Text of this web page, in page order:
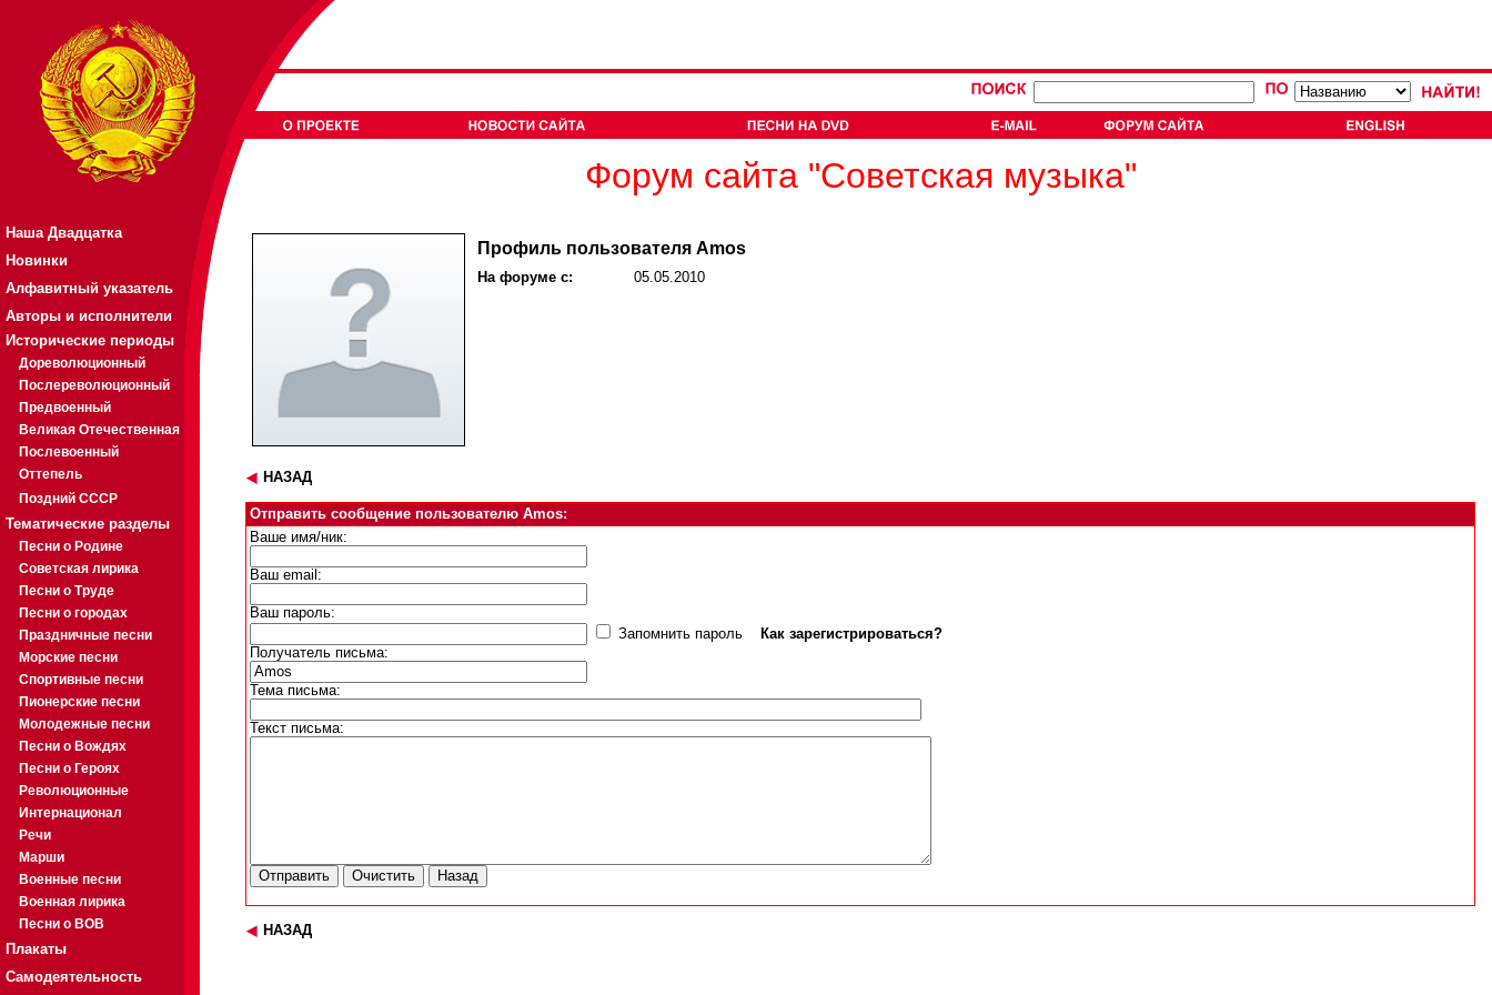
Наша Двадцатка
Новинки
Алфавитный указатель
Авторы и исполнители
Исторические периоды
Дореволюционный
Послереволюционный
Предвоенный
Великая Отечественная
Послевоенный
Оттепель
Поздний СССР
Тематические разделы
Песни о Родине
Советская лирика
Песни о Труде
Песни о городах
Праздничные песни
Морские песни
Спортивные песни
Пионерские песни
Молодежные песни
Песни о Вождях
Песни о Героях
Революционные
Интернационал
Речи
Марши
Военные песни
Военная лирика
Песни о ВОВ
Плакаты
Самодеятельность
Форум сайта "Советская музыка"
Профиль пользователя Amos
На форуме с: 05.05.2010
НАЗАД
Отправить сообщение пользователю Amos:
Ваше имя/ник:
Ваш email:
Ваш пароль:
Запомнить пароль
Как зарегистрироваться?
Получатель письма:
Тема письма:
Текст письма:
НАЗАД